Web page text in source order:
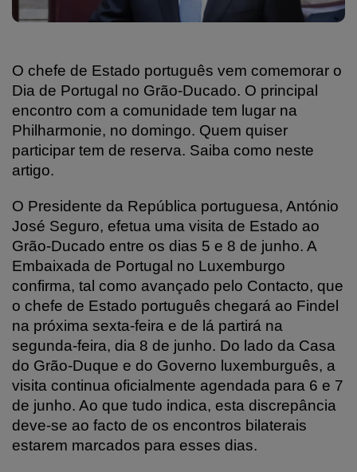
O chefe de Estado português vem comemorar o
Dia de Portugal no Grão-Ducado. O principal
encontro com a comunidade tem lugar na
Philharmonie, no domingo. Quem quiser
participar tem de reserva. Saiba como neste
artigo.
O Presidente da República portuguesa, António
José Seguro, efetua uma visita de Estado ao
Grão-Ducado entre os dias 5 e 8 de junho. A
Embaixada de Portugal no Luxemburgo
confirma, tal como avançado pelo Contacto, que
o chefe de Estado português chegará ao Findel
na próxima sexta-feira e de lá partirá na
segunda-feira, dia 8 de junho. Do lado da Casa
do Grão-Duque e do Governo luxemburguês, a
visita continua oficialmente agendada para 6 e 7
de junho. Ao que tudo indica, esta discrepância
deve-se ao facto de os encontros bilaterais
estarem marcados para esses dias.